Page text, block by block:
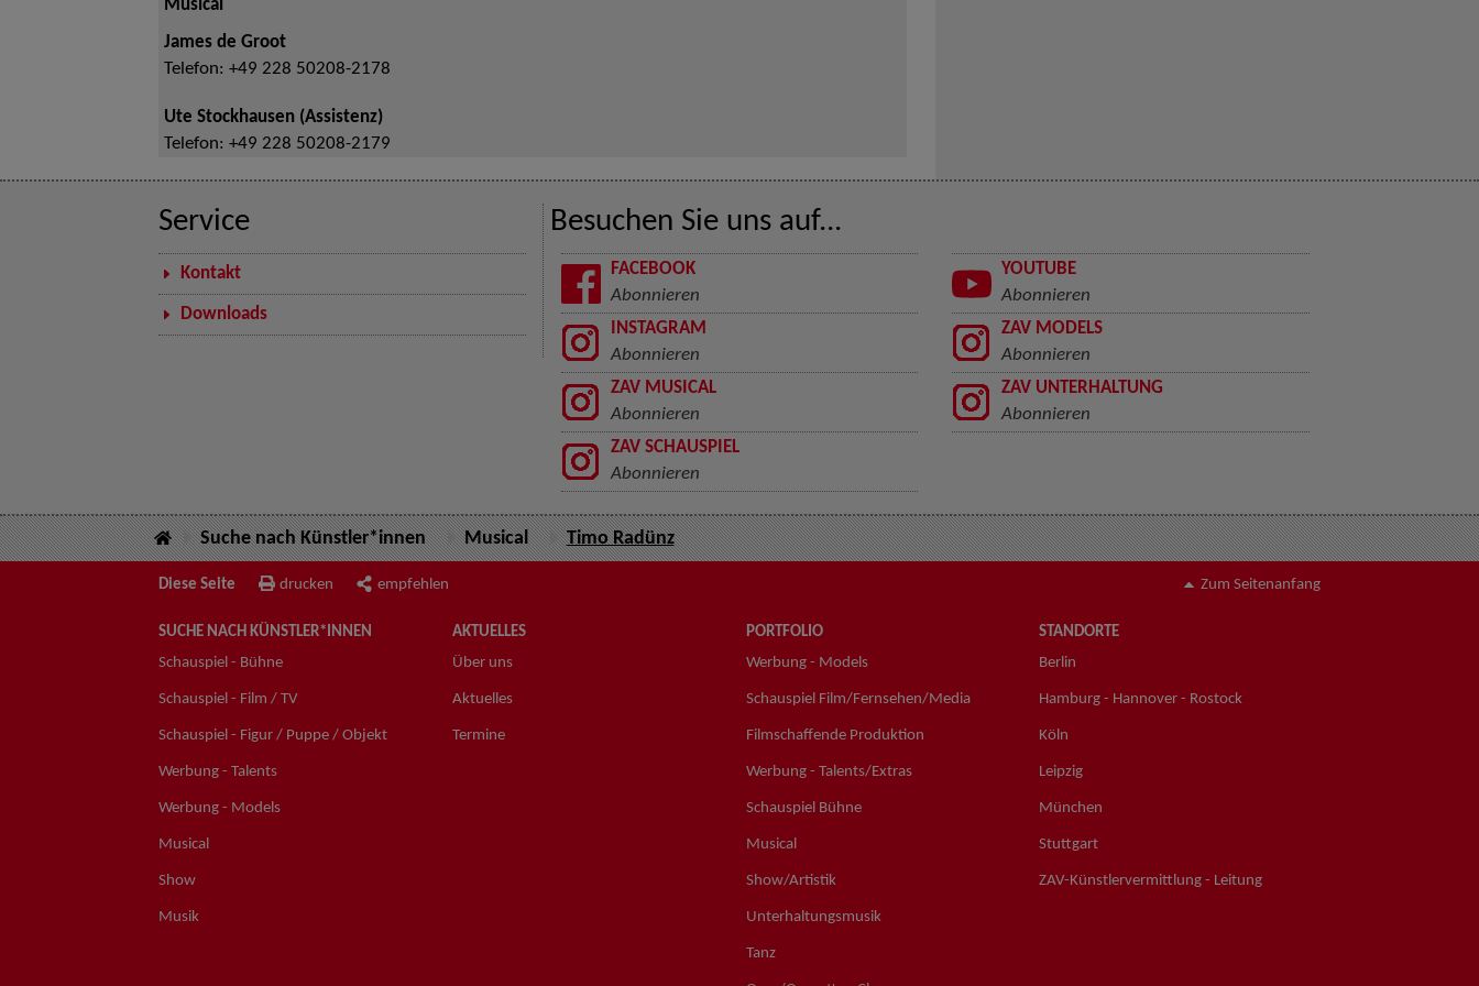
Musical
James de Groot
Telefon: +49 228 50208-2178
Ute Stockhausen (Assistenz)
Telefon: +49 228 50208-2179
Service
Kontakt
Downloads
Besuchen Sie uns auf...
FACEBOOK
Abonnieren
YOUTUBE
Abonnieren
INSTAGRAM
Abonnieren
ZAV MODELS
Abonnieren
ZAV MUSICAL
Abonnieren
ZAV UNTERHALTUNG
Abonnieren
ZAV SCHAUSPIEL
Abonnieren
Suche nach Künstler*innen Musical Timo Radünz
Diese Seite drucken empfehlen Zum Seitenanfang
SUCHE NACH KÜNSTLER*INNEN
Schauspiel - Bühne
Schauspiel - Film / TV
Schauspiel - Figur / Puppe / Objekt
Werbung - Talents
Werbung - Models
Musical
Show
Musik
AKTUELLES
Über uns
Aktuelles
Termine
PORTFOLIO
Werbung - Models
Schauspiel Film/Fernsehen/Media
Filmschaffende Produktion
Werbung - Talents/Extras
Schauspiel Bühne
Musical
Show/Artistik
Unterhaltungsmusik
Tanz
STANDORTE
Berlin
Hamburg - Hannover - Rostock
Köln
Leipzig
München
Stuttgart
ZAV-Künstlervermittlung - Leitung